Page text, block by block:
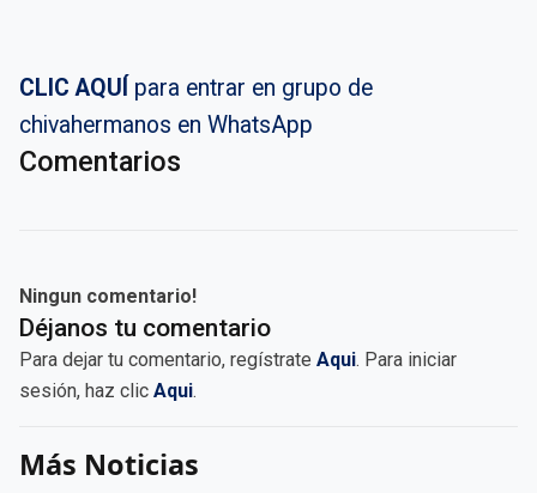
CLIC AQUÍ para entrar en grupo de
chivahermanos en WhatsApp
Comentarios
Ningun comentario!
Déjanos tu comentario
Para dejar tu comentario, regístrate Aqui. Para iniciar
sesión, haz clic Aqui.
Más Noticias